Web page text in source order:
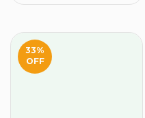
33%
OFF